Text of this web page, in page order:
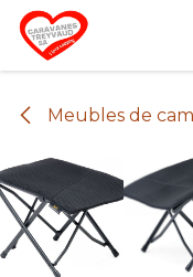
Se rendre au contenu
Meubles de